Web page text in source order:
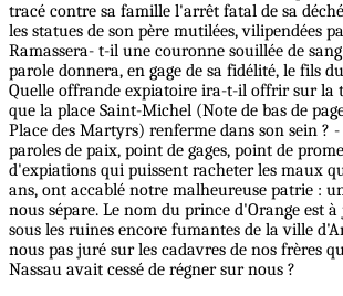
tracé contre sa famille l'arrêt fatal de sa
les statues de son père mutilées, vilipendées
Ramassera- t-il une couronne souillée de
parole donnera, en gage de sa fidélité, le fils
Quelle offrande expiatoire ira-t-il offrir sur la
que la place Saint-Michel (Note de bas de
Place des Martyrs) renferme dans son sein ?
paroles de paix, point de gages, point de
d'expiations qui puissent racheter les maux
ans, ont accablé notre malheureuse patrie :
nous sépare. Le nom du prince d'Orange est
sous les ruines encore fumantes de la ville
nous pas juré sur les cadavres de nos frères
Nassau avait cessé de régner sur nous ?